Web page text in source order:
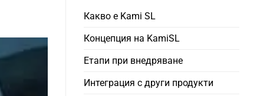
Какво е Kami SL
Концепция на KamiSL
Етапи при внедряване
Интеграция с други продукти